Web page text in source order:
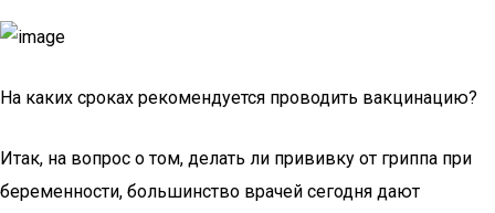
На каких сроках рекомендуется проводить вакцинацию?
Итак, на вопрос о том, делать ли прививку от гриппа при
беременности, большинство врачей сегодня дают